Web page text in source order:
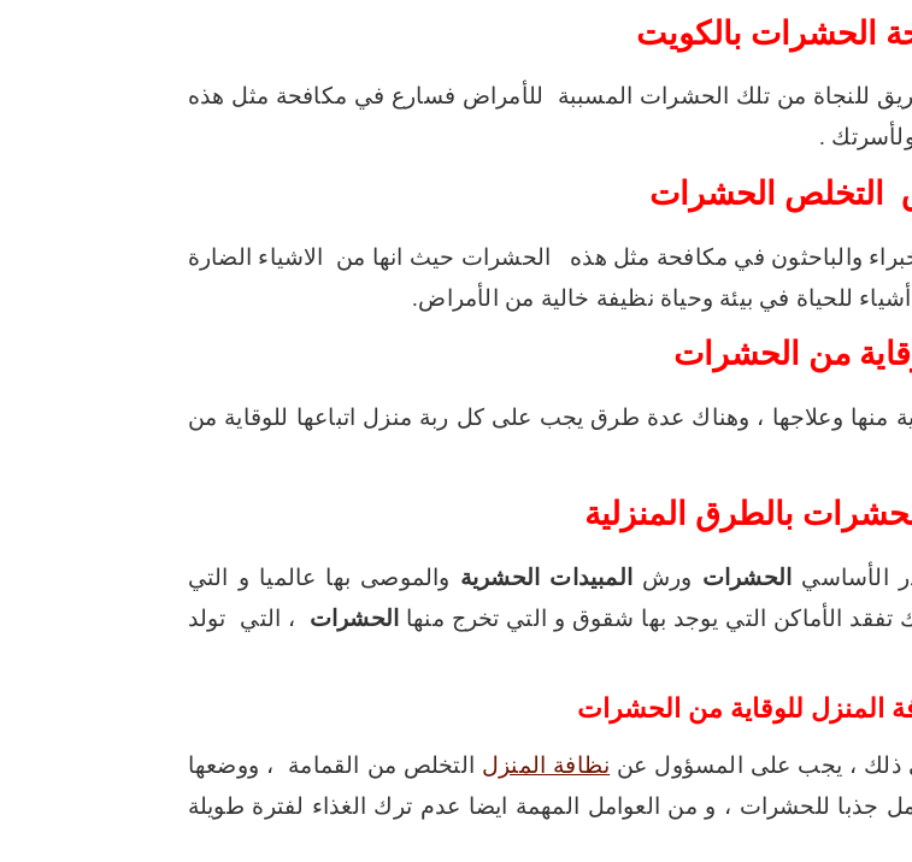
الحشرات بالكويت
للنجاة من تلك الحشرات المسببة للأمراض فسارع في مكافحة مثل هذه
.
التخلص الحشرات
والباحثون في مكافحة مثل هذه الحشرات حيث انها من الاشياء الضارة
للحياة في بيئة وحياة نظيفة خالية من الأمراض.
من الحشرات
منها وعلاجها ، وهناك عدة طرق يجب على كل ربة منزل اتباعها للوقاية من
بالطرق المنزلية
الأساسي الحشرات ورش المبيدات الحشرية والموصى بها عالميا و التي
الأماكن التي يوجد بها شقوق و التي تخرج منها
الحشرات ، التي تولد
المنزل للوقاية من الحشرات
ذلك ، يجب على المسؤول عن نظافة المنزل التخلص من القمامة ، ووضعها
جذبا للحشرات ، و من العوامل المهمة ايضا عدم ترك الغذاء لفترة طويلة